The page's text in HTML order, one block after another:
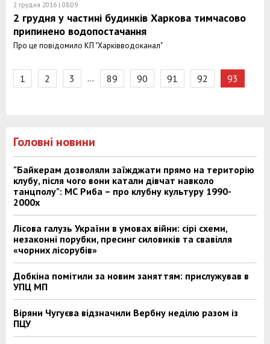
2 грудня 2016 | 08:09
2 грудня у частині будинків Харкова тимчасово
припинено водопостачання
Про це повідомило КП "Харківводоканал"
1 2 3 … 89 90 91 92 93
Головні новини
"Байкерам дозволяли заїжджати прямо на територію
клубу, після чого вони катали дівчат навколо
танцполу": МС Риба – про клубну культуру 1990-
2000х
Лісова галузь України в умовах війни: сірі схеми,
незаконні порубки, пресинг силовиків та свавілля
«чорних лісорубів»
Добкіна помітили за новим заняттям: прислужував в
УПЦ МП
Віряни Чугуєва відзначили Вербну неділю разом із
ПЦУ